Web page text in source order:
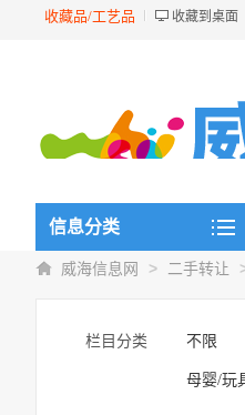
收藏品/工艺品 收藏到桌面
信息分类
威海信息网 > 二手转让
栏目分类 不限
母婴/玩